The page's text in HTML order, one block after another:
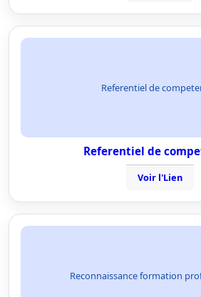
Referentiel de
Referentiel de
Voir l'Lien
Reconnaissance formation